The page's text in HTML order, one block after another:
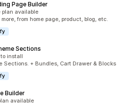
Page Builder
plan available
from home page, product, blog, etc.
Sections
to install
Sections. + Bundles, Cart Drawer & Blocks
Builder
available